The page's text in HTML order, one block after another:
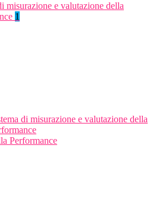
misurazione e valutazione della
1
di misurazione e valutazione della
Performance